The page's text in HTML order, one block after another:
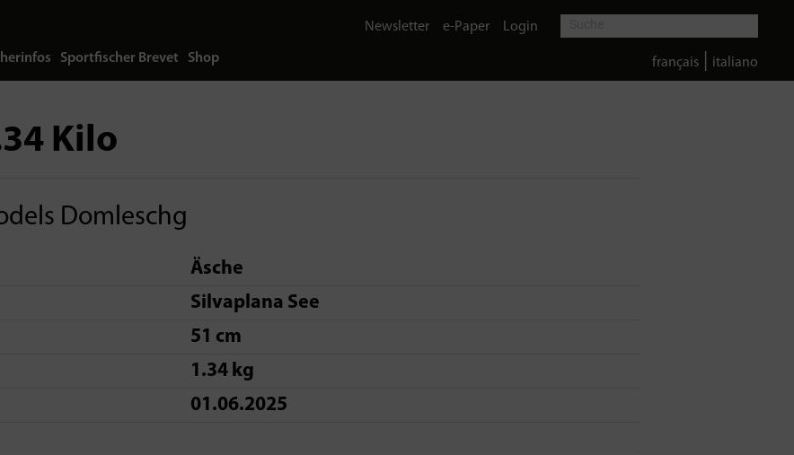
Sportfischer Brevet Shop
Newsletter e-Paper Login
français italiano
Kilo
Domleschg
Äsche
Silvaplana See
51 cm
1.34 kg
01.06.2025